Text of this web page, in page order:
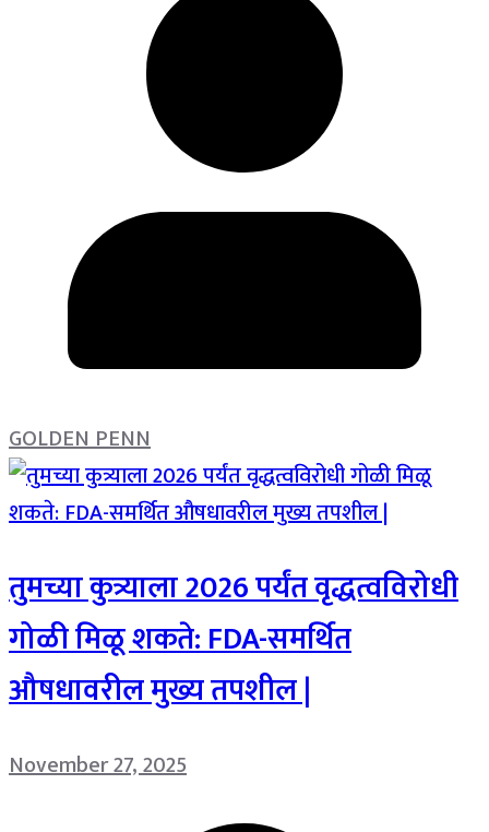
GOLDEN PENN
तुमच्या कुत्र्याला 2026 पर्यंत वृद्धत्वविरोधी
गोळी मिळू शकते: FDA-समर्थित
औषधावरील मुख्य तपशील |
November 27, 2025